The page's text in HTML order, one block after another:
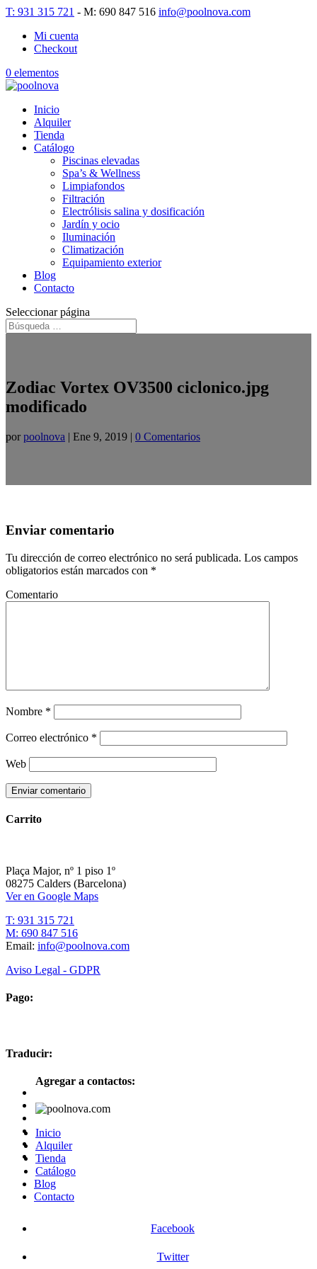
T: 931 315 721 - M: 690 847 516 info@poolnova.com
Mi cuenta
Checkout
0 elementos
Inicio
Alquiler
Tienda
Catálogo
Piscinas elevadas
Spa’s & Wellness
Limpiafondos
Filtración
Electrólisis salina y dosificación
Jardín y ocio
Iluminación
Climatización
Equipamiento exterior
Blog
Contacto
Seleccionar página
Zodiac Vortex OV3500 ciclonico.jpg
modificado
porpoolnova | Ene 9, 2019 | 0 Comentarios
Enviar comentario
Tu dirección de correo electrónico no será publicada. Los campos
obligatorios están marcados con *
Comentario
Nombre *
Correo electrónico *
Web
Carrito
Plaça Major, nº 1 piso 1º
08275 Calders (Barcelona)
Ver en Google Maps
T: 931 315 721
M: 690 847 516
Email: info@poolnova.com
Aviso Legal - GDPR
Pago:
Traducir:
Agregar a contactos:
Inicio
Alquiler
Tienda
Catálogo
Blog
Contacto
Facebook
Twitter